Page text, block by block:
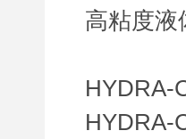
高粘度液
HYDRA-
HYDRA-